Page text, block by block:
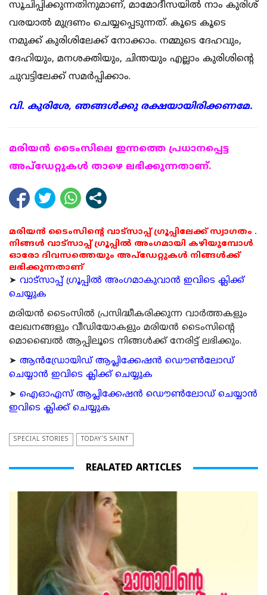
സൂചിപ്പിക്കുന്നതിനുമാണ്‌, മാമോദീസയിൽ നാം കുരിശ്
വരയാൽ മുദ്രണം ചെയ്യപ്പെടുന്നത്. കൂടെ കൂടെ
നമുക്ക് കുരിശിലേക്ക് നോക്കാം. നമ്മുടെ ദേഹവും,
ദേഹിയും, മനശക്തിയും, ചിന്തയും എല്ലാം കുരിശിന്റെ
ചുവട്ടിലേക്ക് സമര്‍പ്പിക്കാം.
വി. കുരിശേ, ഞങ്ങള്‍ക്കു രക്ഷയായിരിക്കണമേ.
മരിയന്‍ ടൈംസിലെ ഇന്നത്തെ പ്രധാനപ്പെട്ട
അപ്ഡേറ്റുകള്‍ താഴെ ലഭിക്കുന്നതാണ്.
മരിയൻ ടൈംസിന്റെ വാട്സാപ്പ് ഗ്രൂപ്പിലേക്ക് സ്വാഗതം .
നിങ്ങൾ വാട്സാപ്പ് ഗ്രൂപ്പിൽ അംഗമായി കഴിയുമ്പോൾ
ഓരോ ദിവസത്തെയും അപ്ഡേറ്റുകൾ നിങ്ങൾക്ക്
ലഭിക്കുന്നതാണ്
➤ വാട്സാപ്പ് ഗ്രൂപ്പിൽ അംഗമാകുവാൻ ഇവിടെ ക്ലിക്ക്
ചെയ്യുക
മരിയന്‍ ടൈംസില്‍ പ്രസിദ്ധീകരിക്കുന്ന വാര്‍ത്തകളും
ലേഖനങ്ങളും വീഡിയോകളും മരിയന്‍ ടൈംസിന്റെ
മൊബൈല്‍ ആപ്പിലൂടെ നിങ്ങള്‍ക്ക് നേരിട്ട് ലഭിക്കും.
➤ ആന്‍ഡ്രോയിഡ് ആപ്ലിക്കേഷന്‍ ഡൌണ്‍ലോഡ്
ചെയ്യാന്‍ ഇവിടെ ക്ലിക്ക് ചെയ്യുക
➤ ഐഓഎസ് ആപ്ലിക്കേഷന്‍ ഡൌണ്‍ലോഡ് ചെയ്യാന്‍
ഇവിടെ ക്ലിക്ക് ചെയ്യുക
SPECIAL STORIES TODAY'S SAINT
REALATED ARTICLES